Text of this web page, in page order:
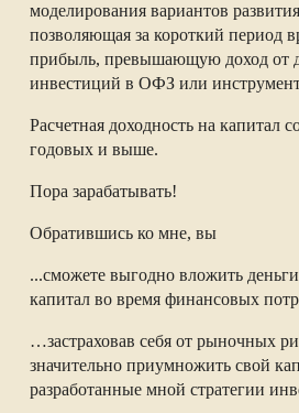
моделирования вариантов
позволяющая за короткий период
прибыль, превышающую доход от
инвестиций в ОФЗ или
Расчетная доходность на капитал
годовых и выше.
Пора зарабатывать!
Обратившись ко мне, вы
...сможете выгодно вложить
капитал во время финансовых
…застраховав себя от рыночных
значительно приумножить свой
разработанные мной стратегии